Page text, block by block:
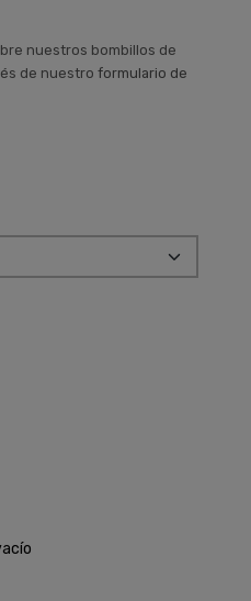
nuestros bombillos de
de nuestro formulario de